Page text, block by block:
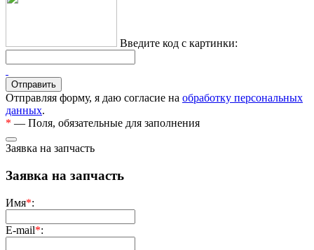
Введите код с картинки:
Отправляя форму, я даю согласие на обработку персональных
данных.
* — Поля, обязательные для заполнения
Заявка на запчасть
Заявка на запчасть
Имя*:
E-mail*: